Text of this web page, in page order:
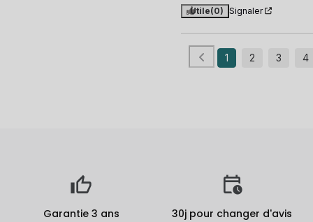
Utile(0) Signaler
1 2 3 4
Garantie 3 ans 30j pour changer d'avis